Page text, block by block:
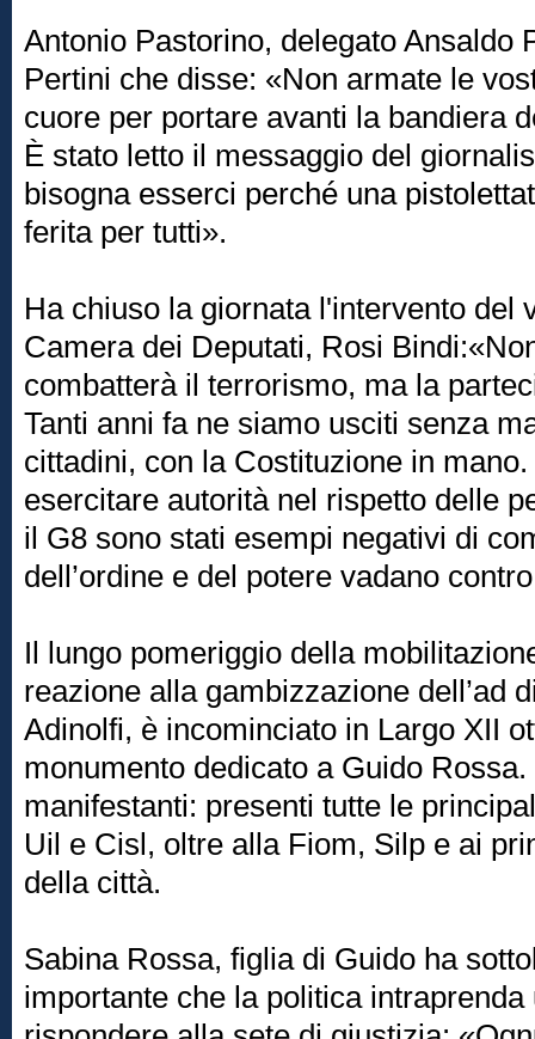
Antonio Pastorino, delegato Ansaldo
Pertini che disse: «Non armate le
cuore per portare avanti la bandiera
È stato letto il messaggio del
bisogna esserci perché una
ferita per tutti».
Ha chiuso la giornata l'intervento del
Camera dei Deputati, Rosi
combatterà il terrorismo, ma la
Tanti anni fa ne siamo usciti senza
cittadini, con la Costituzione in
esercitare autorità nel rispetto delle
il G8 sono stati esempi negativi di
dell’ordine e del potere vadano
Il lungo pomeriggio della
reazione alla gambizzazione dell’ad
Adinolfi, è incominciato in Largo XII
monumento dedicato a Guido
manifestanti: presenti tutte le
Uil e Cisl, oltre alla Fiom, Silp e ai
della città.
Sabina Rossa, figlia di Guido ha
importante che la politica